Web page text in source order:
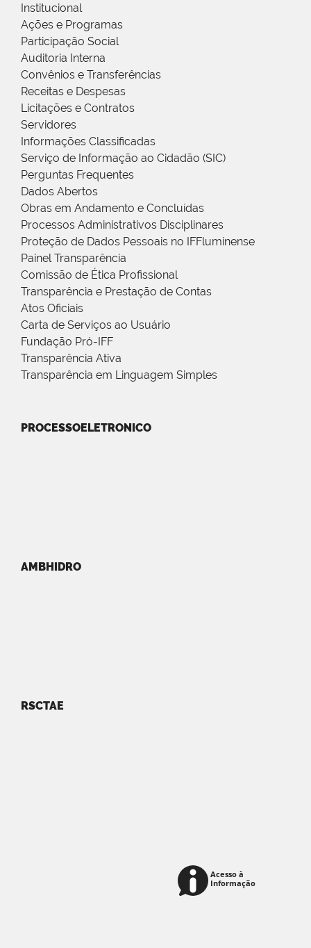
Institucional
Ações e Programas
Participação Social
Auditoria Interna
Convênios e Transferências
Receitas e Despesas
Licitações e Contratos
Servidores
Informações Classificadas
Serviço de Informação ao Cidadão (SIC)
Perguntas Frequentes
Dados Abertos
Obras em Andamento e Concluídas
Processos Administrativos Disciplinares
Proteção de Dados Pessoais no IFFluminense
Painel Transparência
Comissão de Ética Profissional
Transparência e Prestação de Contas
Atos Oficiais
Carta de Serviços ao Usuário
Fundação Pró-IFF
Transparência Ativa
Transparência em Linguagem Simples
PROCESSOELETRONICO
AMBHIDRO
RSCTAE